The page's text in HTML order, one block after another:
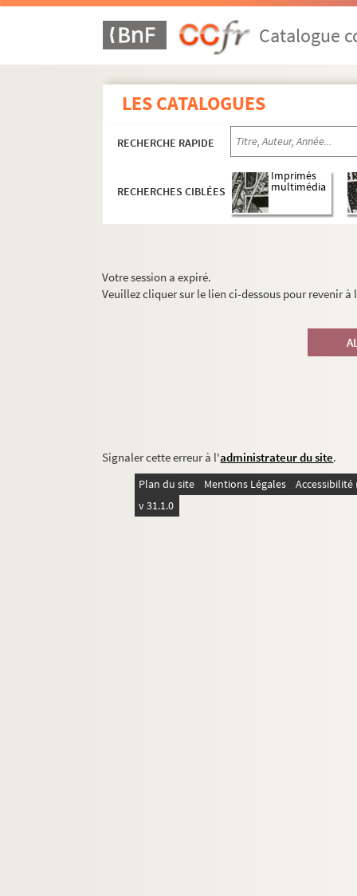
Catalogue
LES CATALOGUES
RECHERCHE RAPIDE
RECHERCHES CIBLÉES
Imprimés
multimédia
Votre session a expiré.
Veuillez cliquer sur le lien ci-dessous pour revenir
Signaler cette erreur à l'administrateur du site.
Plan du site Mentions Légales
v 31.1.0